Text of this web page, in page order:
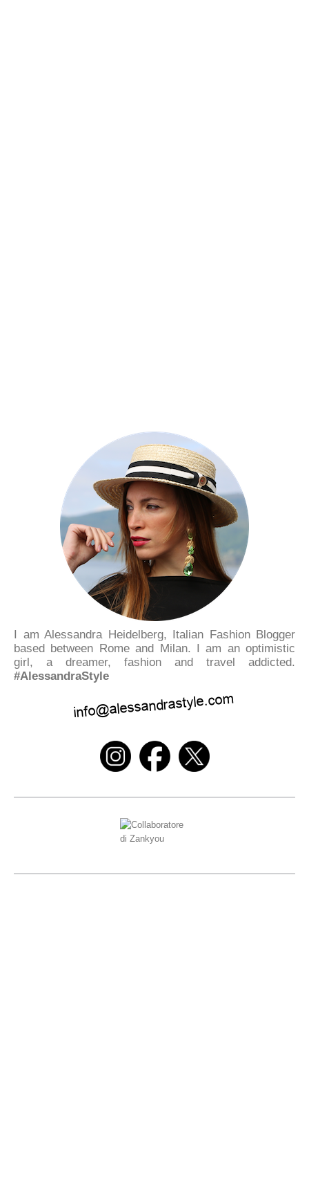
I am Alessandra Heidelberg, Italian Fashion Blogger
based between Rome and Milan. I am an optimistic
girl, a dreamer, fashion and travel addicted.
#AlessandraStyle